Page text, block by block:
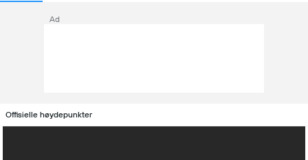
Ad
Offisielle høydepunkter